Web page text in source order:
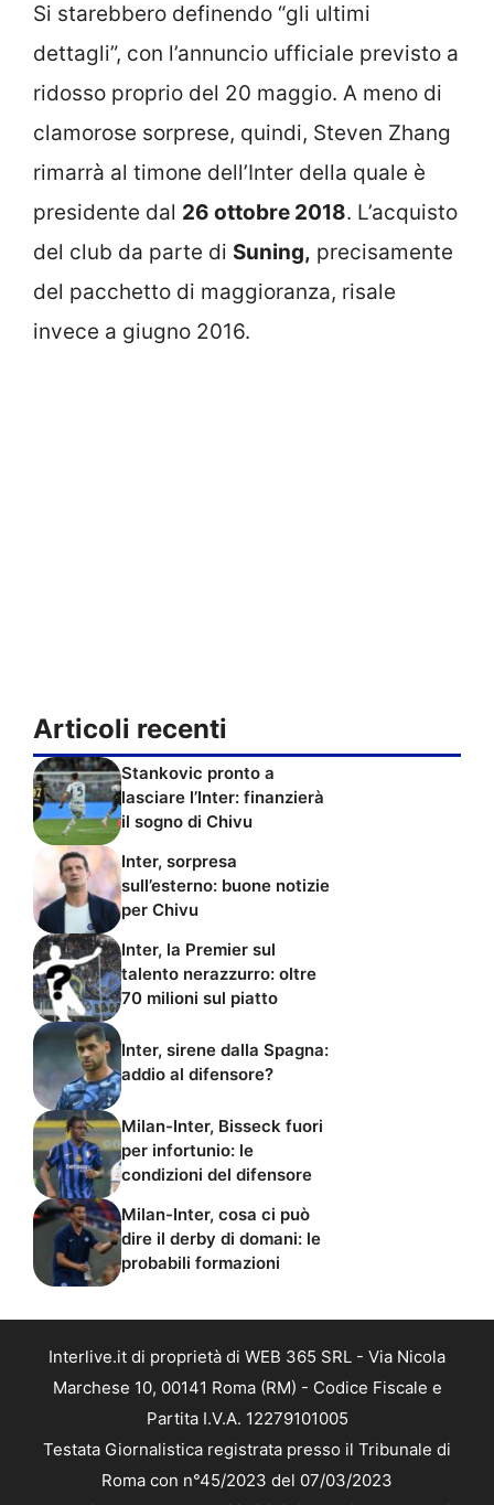
Si starebbero definendo “gli ultimi
dettagli”, con l’annuncio ufficiale previsto a
ridosso proprio del 20 maggio. A meno di
clamorose sorprese, quindi, Steven Zhang
rimarrà al timone dell’Inter della quale è
presidente dal 26 ottobre 2018. L’acquisto
del club da parte di Suning, precisamente
del pacchetto di maggioranza, risale
invece a giugno 2016.
Articoli recenti
Stankovic pronto a
lasciare l’Inter: finanzierà
il sogno di Chivu
Inter, sorpresa
sull’esterno: buone notizie
per Chivu
Inter, la Premier sul
talento nerazzurro: oltre
70 milioni sul piatto
Inter, sirene dalla Spagna:
addio al difensore?
Milan-Inter, Bisseck fuori
per infortunio: le
condizioni del difensore
Milan-Inter, cosa ci può
dire il derby di domani: le
probabili formazioni
Interlive.it di proprietà di WEB 365 SRL - Via Nicola
Marchese 10, 00141 Roma (RM) - Codice Fiscale e
Partita I.V.A. 12279101005
Testata Giornalistica registrata presso il Tribunale di
Roma con n°45/2023 del 07/03/2023